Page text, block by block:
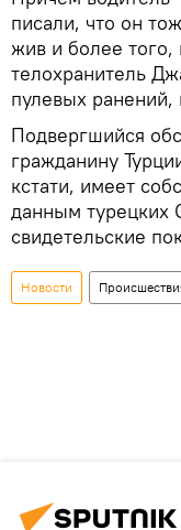
писали, что он
жив и более
телохранитель
пулевых
Подвергшийся
гражданину
кстати, имеет
данным турецких
свидетельские
Новости